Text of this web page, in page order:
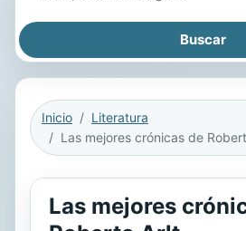
Inicio
Literatura
Las mejores